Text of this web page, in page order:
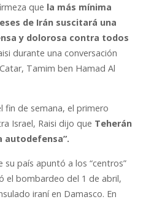
que la más mínima
de Irán suscitará una
y dolorosa contra todos
durante una conversación
Tamim ben Hamad Al
fin de semana, el primero
Israel, Raisi dijo que Teherán
autodefensa”.
país apuntó a los “centros”
el bombardeo del 1 de abril,
iraní en Damasco. En